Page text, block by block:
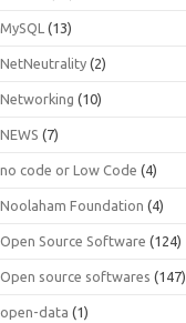
MySQL (13)
NetNeutrality (2)
Networking (10)
NEWS (7)
no code or Low Code (4)
Noolaham Foundation (4)
Open Source Software (124)
Open source softwares (147)
open-data (1)